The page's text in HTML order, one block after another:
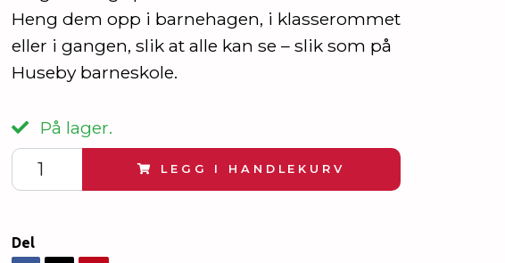
Heng dem opp i barnehagen, i klasserommet
eller i gangen, slik at alle kan se – slik som på
Huseby barneskole.
På lager.
LEGG I HANDLEKURV
Del